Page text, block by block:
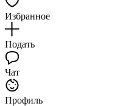
Избранное
Подать
Чат
Профиль